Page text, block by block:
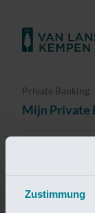
Zustimmung
Private Banking
Mijn Private